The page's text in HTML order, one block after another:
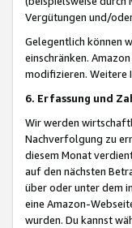
Vergütungen und/
Gelegentlich können
einschränken.
modifizieren. Weitere
6. Erfassung und
Wir werden
Nachverfolgung zu
diesem Monat
auf den nächsten
über oder unter dem
eine Amazon-
wurden. Du kannst